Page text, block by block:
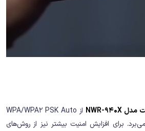
از WPA/WPA2 PSK Auto
برای افزایش امنیت بیشتر نیز از روش‌های